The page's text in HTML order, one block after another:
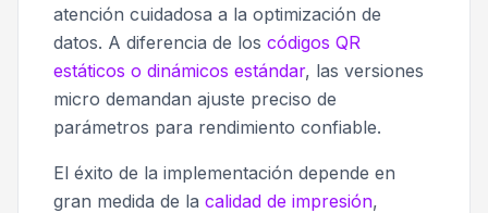
atención cuidadosa a la optimización de
datos. A diferencia de los códigos QR
estáticos o dinámicos estándar, las versiones
micro demandan ajuste preciso de
parámetros para rendimiento confiable.
El éxito de la implementación depende en
gran medida de la calidad de impresión,